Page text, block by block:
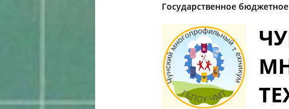
Государственное